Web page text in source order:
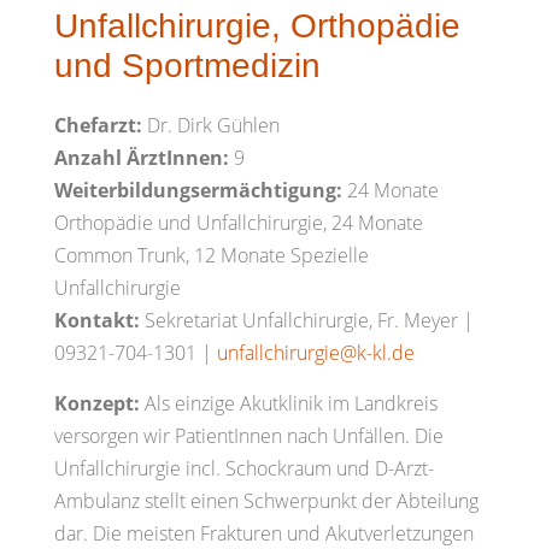
Unfallchirurgie, Orthopädie
und Sportmedizin
Chefarzt: Dr. Dirk Gühlen
Anzahl ÄrztInnen: 9
Weiterbildungsermächtigung: 24 Monate
Orthopädie und Unfallchirurgie, 24 Monate
Common Trunk, 12 Monate Spezielle
Unfallchirurgie
Kontakt: Sekretariat Unfallchirurgie, Fr. Meyer |
09321-704-1301 | unfallchirurgie@k-kl.de
Konzept: Als einzige Akutklinik im Landkreis
versorgen wir PatientInnen nach Unfällen. Die
Unfallchirurgie incl. Schockraum und D-Arzt-
Ambulanz stellt einen Schwerpunkt der Abteilung
dar. Die meisten Frakturen und Akutverletzungen